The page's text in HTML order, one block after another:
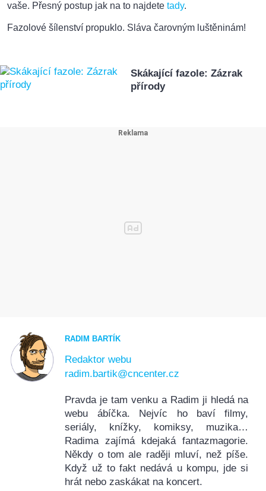
vaše. Přesný postup jak na to najdete tady.
Fazolové šílenství propuklo. Sláva čarovným luštěninám!
Skákající fazole: Zázrak
přírody
RADIM BARTÍK
Redaktor webu
radim.bartik@cncenter.cz
Pravda je tam venku a Radim ji hledá na
webu ábíčka. Nejvíc ho baví filmy,
seriály, knížky, komiksy, muzika…
Radima zajímá kdejaká fantazmagorie.
Někdy o tom ale raději mluví, než píše.
Když už to fakt nedává u kompu, jde si
hrát nebo zaskákat na koncert.